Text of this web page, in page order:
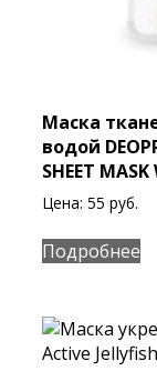
Маска
водой
SHEET
Цена: 55 руб.
Подробнее